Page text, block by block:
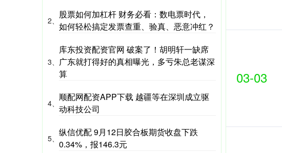
03-03
2、
股票如何加杠杆 财务必看：数电票时代，
如何轻松搞定发票查重、验真、恶意冲红？
3、
库东投资配资官网 破案了！胡明轩一缺席
广东就打得好的真相曝光，多亏朱总老谋深
算
4、
顺配网配资APP下载 越疆等在深圳成立驱
动科技公司
5、
纵信优配 9月12日胶合板期货收盘下跌
0.34%，报146.3元